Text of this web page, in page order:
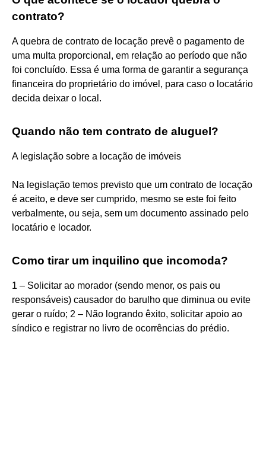
contrato?
A quebra de contrato de locação prevê o pagamento de
uma multa proporcional, em relação ao período que não
foi concluído. Essa é uma forma de garantir a segurança
financeira do proprietário do imóvel, para caso o locatário
decida deixar o local.
Quando não tem contrato de aluguel?
A legislação sobre a locação de imóveis
Na legislação temos previsto que um contrato de locação
é aceito, e deve ser cumprido, mesmo se este foi feito
verbalmente, ou seja, sem um documento assinado pelo
locatário e locador.
Como tirar um inquilino que incomoda?
1 – Solicitar ao morador (sendo menor, os pais ou
responsáveis) causador do barulho que diminua ou evite
gerar o ruído; 2 – Não logrando êxito, solicitar apoio ao
síndico e registrar no livro de ocorrências do prédio.